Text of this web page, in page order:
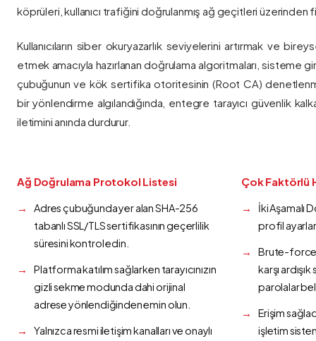
köprüleri, kullanıcı trafiğini doğrulanmış ağ geçitleri üzerinden
Kullanıcıların siber okuryazarlık seviyelerini artırmak ve
etmek amacıyla hazırlanan doğrulama algoritmaları, sisteme
çubuğunun ve kök sertifika otoritesinin (Root CA)
bir yönlendirme algılandığında, entegre tarayıcı güvenlik
iletimini anında durdurur.
Ağ Doğrulama Protokol Listesi
Adres çubuğunda yer alan SHA-256
tabanlı SSL/TLS sertifikasının geçerlilik
süresini kontrol edin.
Platforma katılım sağlarken tarayıcınızın
gizli sekme modunda dahi orijinal
adrese yönlendiğinden emin olun.
Yalnızca resmi iletişim kanalları ve onaylı
Çok Faktörlü
İki Aşamalı
profil
Brute-force
karşı
parolalar
Erişim
işletim